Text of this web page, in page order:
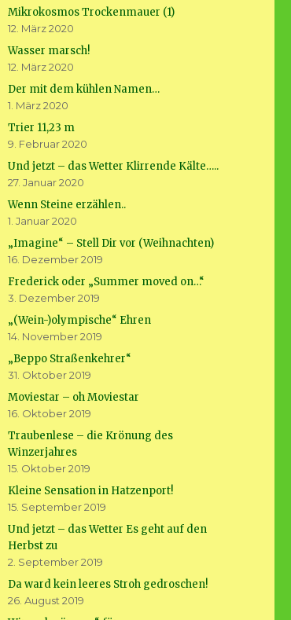
Mikrokosmos Trockenmauer (1)
12. März 2020
Wasser marsch!
12. März 2020
Der mit dem kühlen Namen…
1. März 2020
Trier 11,23 m
9. Februar 2020
Und jetzt – das Wetter Klirrende Kälte…..
27. Januar 2020
Wenn Steine erzählen..
1. Januar 2020
„Imagine“ – Stell Dir vor (Weihnachten)
16. Dezember 2019
Frederick oder „Summer moved on…“
3. Dezember 2019
„(Wein-)olympische“ Ehren
14. November 2019
„Beppo Straßenkehrer“
31. Oktober 2019
Moviestar – oh Moviestar
16. Oktober 2019
Traubenlese – die Krönung des
Winzerjahres
15. Oktober 2019
Kleine Sensation in Hatzenport!
15. September 2019
Und jetzt – das Wetter Es geht auf den
Herbst zu
2. September 2019
Da ward kein leeres Stroh gedroschen!
26. August 2019